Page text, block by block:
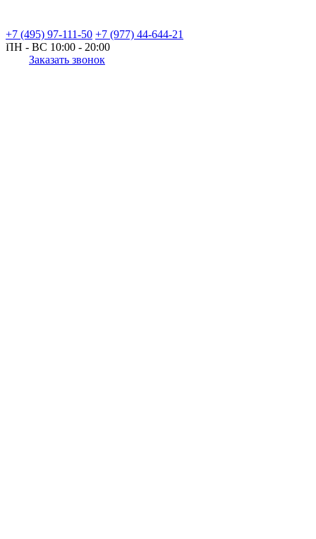
+7 (495) 97-111-50 +7 (977) 44-644-21
ПН - ВС 10:00 - 20:00
Заказать звонок